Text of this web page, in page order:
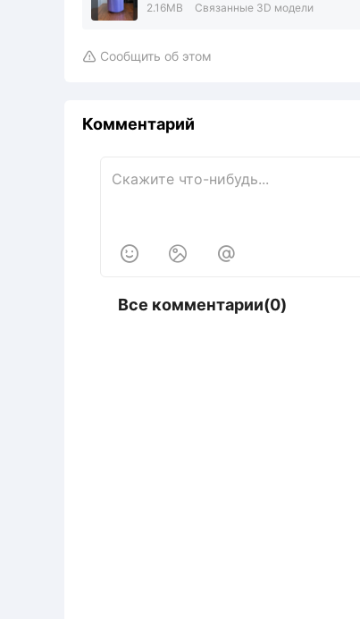
2.16MB Связанные 3D модели
 Сообщить об этом
Комментарий
  
Все комментарии(0)